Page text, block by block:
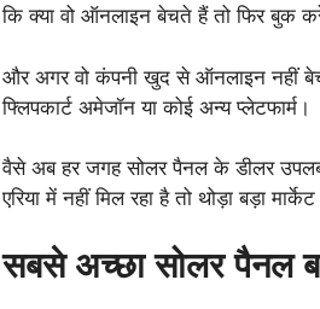
कि क्या वो ऑनलाइन बेचते हैं तो फिर बुक
और अगर वो कंपनी खुद से ऑनलाइन नहीं बेच
फ्लिपकार्ट अमेजॉन या कोई अन्य प्लेटफार्म।
वैसे अब हर जगह सोलर पैनल के डीलर
एरिया में नहीं मिल रहा है तो थोड़ा बड़ा
सबसे अच्छा सोलर पैनल